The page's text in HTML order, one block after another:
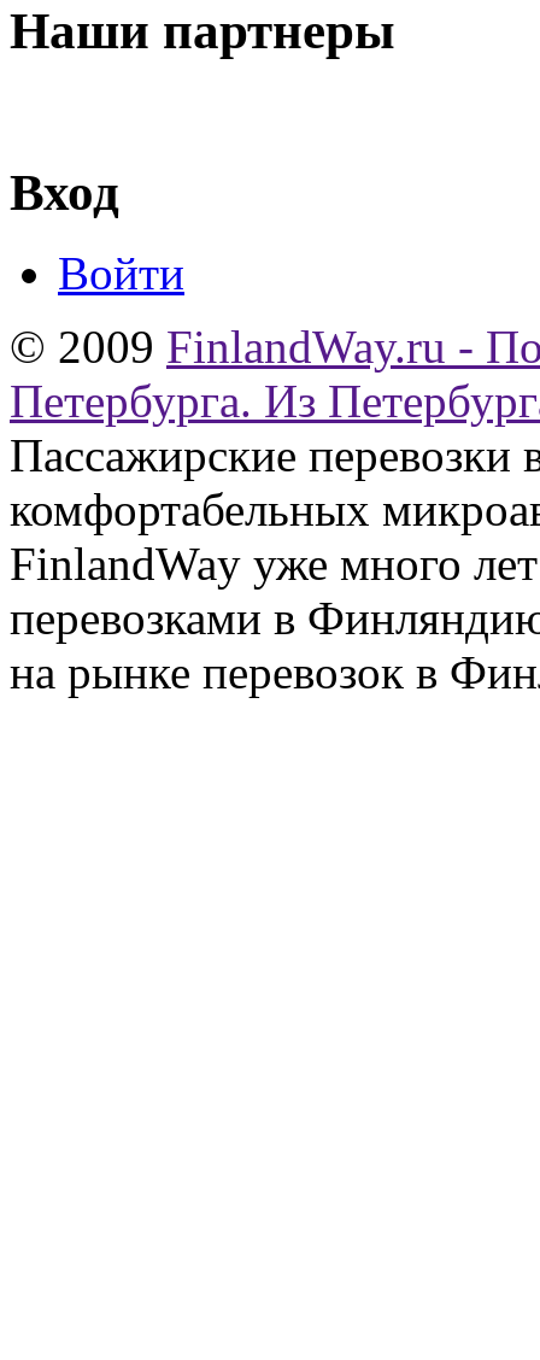
Наши партнеры
Вход
Войти
© 2009 FinlandWay.ru -
Петербурга. Из
Пассажирские
комфортабельных
FinlandWay уже много
перевозками в
на рынке перевозок в